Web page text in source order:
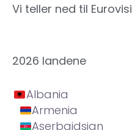
Vi teller ned til
2026 landene
Albania
Armenia
Aserbajdsjan